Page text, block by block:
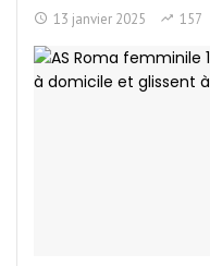
13 janvier 2025 157